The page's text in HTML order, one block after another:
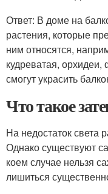
Ответ: В доме на
растения, которые
ним относятся,
кудреватая,
смогут украсить
Что такое
На недостаток света
Однако существуют
коем случае нельзя
лишиться